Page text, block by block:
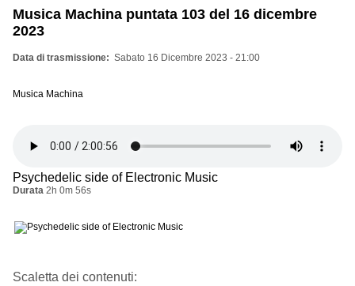
Musica Machina puntata 103 del 16 dicembre
2023
Data di trasmissione Sabato 16 Dicembre 2023 - 21:00
Musica Machina
Psychedelic side of Electronic Music
Durata 2h 0m 56s
Scaletta dei contenuti: